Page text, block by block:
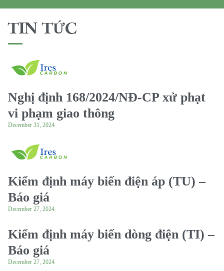
TIN TỨC
Nghị định 168/2024/NĐ-CP xử phạt
vi phạm giao thông
December 31, 2024
Kiểm định máy biến điện áp (TU) –
Báo giá
December 27, 2024
Kiểm định máy biến dòng điện (TI) –
Báo giá
December 27, 2024